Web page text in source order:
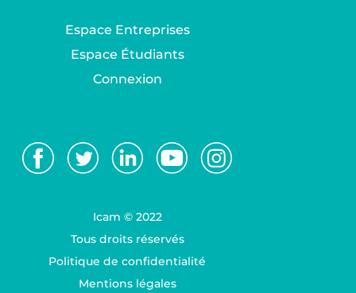
Espace Entreprises
Espace Étudiants
Connexion
Icam © 2022
Tous droits réservés
Politique de confidentialité
Mentions légales